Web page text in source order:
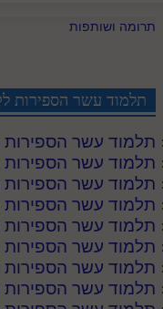
תרומה ושותפות
תלמוד עשר הספירות
תלמוד עשר
תלמוד עשר
תלמוד עשר
תלמוד עשר
תלמוד עשר
תלמוד עשר הספירות
תלמוד עשר הספירות
תלמוד עשר